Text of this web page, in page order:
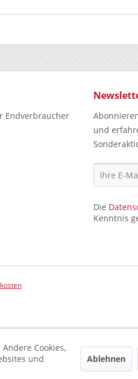
Endverbraucher
und
Die
Kenntnis
Cookies,
und
Ablehnen